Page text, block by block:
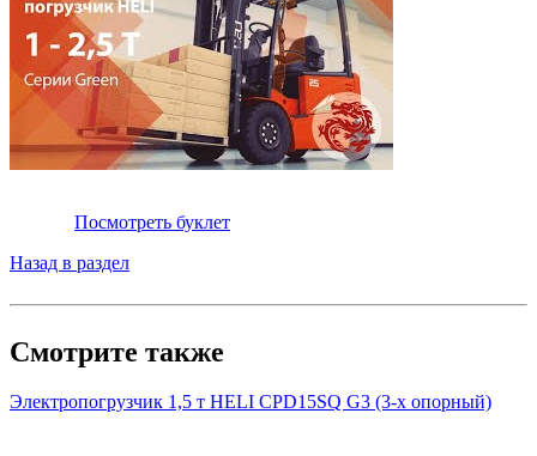
Посмотреть буклет
Назад в раздел
Смотрите также
Электропогрузчик 1,5 т HELI CPD15SQ G3 (3-х опорный)